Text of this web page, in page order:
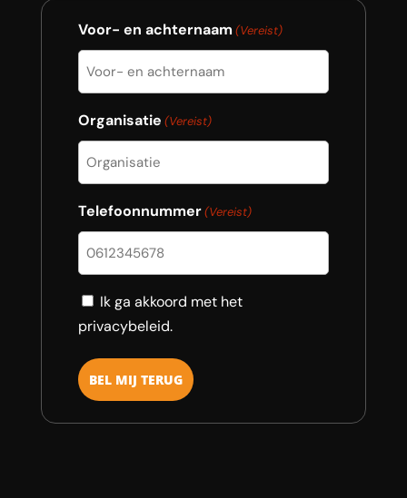
Voor- en achternaam (Vereist)
Organisatie (Vereist)
Telefoonnummer(Vereist)
Consent
Ik ga akkoord met het
privacybeleid.